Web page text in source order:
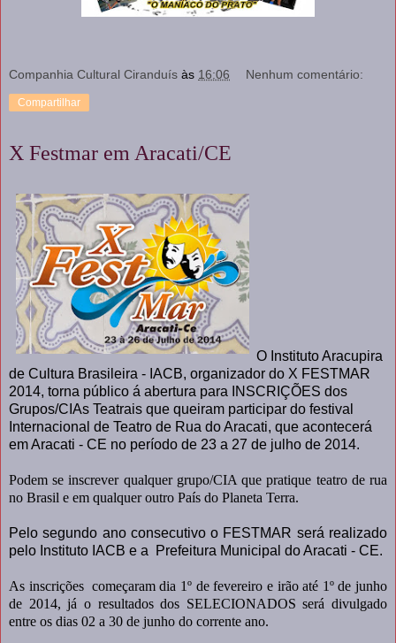
Companhia Cultural Ciranduís às 16:06 Nenhum comentário:
Compartilhar
X Festmar em Aracati/CE
O Instituto Aracupira
de Cultura Brasileira - IACB, organizador do X FESTMAR
2014, torna público á abertura para INSCRIÇÕES dos
Grupos/CIAs Teatrais que queiram participar do festival
Internacional de Teatro de Rua do Aracati, que acontecerá
em Aracati - CE no período de 23 a 27 de julho de 2014.
Podem se inscrever qualquer grupo/CIA que pratique teatro de rua
no Brasil e em qualquer outro País do Planeta Terra.
Pelo segundo ano consecutivo o FESTMAR será realizado
pelo Instituto IACB e a Prefeitura Municipal do Aracati - CE.
As inscrições começaram dia 1º de fevereiro e irão até 1º de junho
de 2014, já o resultados dos SELECIONADOS será divulgado
entre os dias 02 a 30 de junho do corrente ano.